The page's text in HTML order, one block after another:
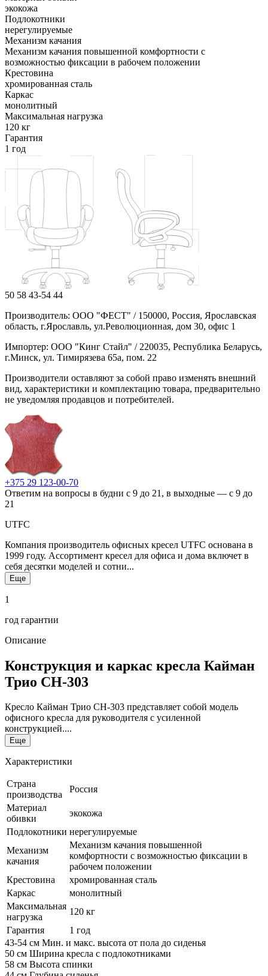
экокожа
Подлокотники
нерегулируемые
Механизм качания
Механизм качания повышенной комфортности с
возможностью фиксации в рабочем положении
Крестовина
хромированная сталь
Каркас
монолитный
Максимальная нагрузка
120 кг
Гарантия
1 год
50 58 43-54 44
Производитель: ООО "ФЕСТ" / 150000, Россия, Ярославская
область, г.Ярославль, ул.Революционная, дом 30, офис 1
Импортер: ООО "Кинг Стайл" / 220035, Республика Беларусь,
г.Минск, ул. Тимирязева 65а, пом. 22
Производители оставляют за собой право изменять внешний
вид, характеристики и комплектацию товара, предварительно
не уведомляя продавцов и потребителей.
+375 29 123-00-70
Ответим на вопросы в будни с 9 до 21, в выходные — с 9 до
21
UTFC
Компания производитель офисных кресел UTFC основана в
1999 году. Ассортимент кресел для офиса и дома включет в
себя десятки моделей и сотни...
Еще
1
год гарантии
Описание
Конструкция и каркас кресла Кайман
Трио СН-303
Кресло Кайман Трио СН-303 представляет собой модель
офисного кресла для руководителя с усиленной
конструкцией....
Еще
Характеристики
Страна
производства
Россия
Материал
обивки
экокожа
Подлокотники нерегулируемые
Механизм
качания
Механизм качания повышенной
комфортности с возможностью фиксации в
рабочем положении
Крестовина
хромированная сталь
Каркас
монолитный
Максимальная
нагрузка
120 кг
Гарантия
1 год
43-54 см Мин. и макс. высота от пола до сиденья
50 см Ширина кресла с подлокотниками
58 см Высота спинки